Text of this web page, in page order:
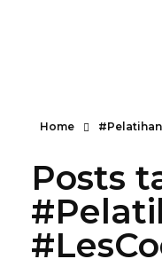
Home
Posts